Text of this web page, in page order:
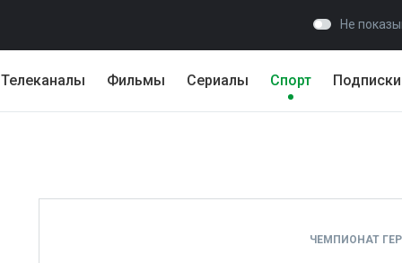
Не
Телеканалы Фильмы Сериалы Спорт Подписки
ЧЕМПИОНАТ